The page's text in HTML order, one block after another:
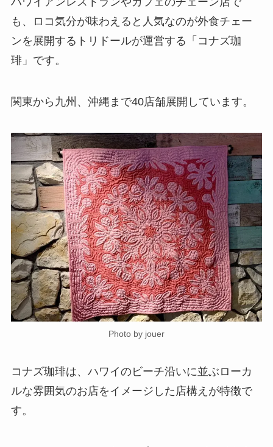
も、ロコ気分が味わえると人気なのが外食チェー
ンを展開するトリドールが運営する「コナズ珈
琲」です。
関東から九州、沖縄まで40店舗展開しています。
Photo by jouer
コナズ珈琲は、ハワイのビーチ沿いに並ぶローカ
ルな雰囲気のお店をイメージした店構えが特徴で
す。